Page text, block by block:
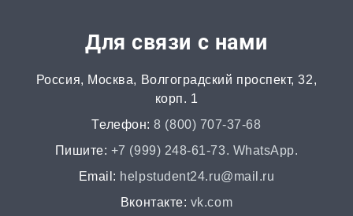
от 2 часов | от 500 ₽
Аннотация
НИР
от 2 часов | от 5000 ₽
Для связи с нами
Россия, Москва, Волгоградский проспект, 32,
корп. 1
Телефон:8 (800) 707-37-68
Пишите: +7 (999) 248-61-73. WhatsApp.
Email: helpstudent24.ru@mail.ru
Вконтакте: vk.com